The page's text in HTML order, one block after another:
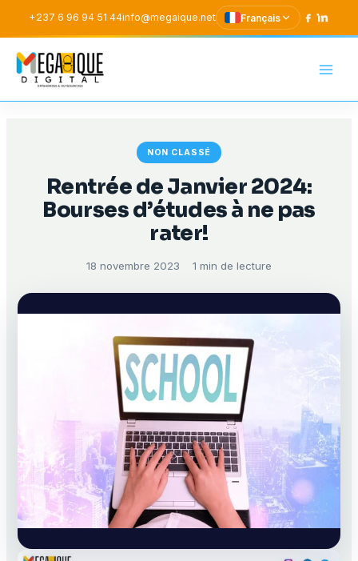
+237 6 96 94 51 44info@megaique.net Français
Mega-Ique Digital
NON CLASSÉ
Rentrée de Janvier 2024:
Bourses d’études à ne pas
rater!
18 novembre 2023 1 min de lecture